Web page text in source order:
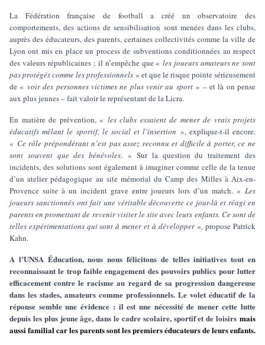
La Fédération française de football a créé un observatoire des
comportements, des actions de sensibilisation sont menées dans les clubs,
auprès des éducateurs, des parents, certaines collectivités comme la ville de
Lyon ont mis en place un process de subventions conditionnées au respect
des valeurs républicaines ; il n’empêche que « les joueurs amateurs ne sont
pas protégés comme les professionnels » et que le risque pointe sérieusement
de « voir des personnes victimes ne plus venir au sport» – et là on pense
aux plus jeunes – fait valoir le représentant de la Licra.
En matière de prévention, « les clubs essaient de mener de vrais projets
éducatifs mêlant le sportif, le social et l’insertion », explique-t-il encore.
« Ce rôle prépondérant n’est pas assez reconnu et difficile à porter, ce ne
sont souvent que des bénévoles. » Sur la question du traitement des
incidents, des solutions sont également à imaginer comme celle de la tenue
d’un atelier pédagogique au site mémorial du Camp des Milles à Aix-en-
Provence suite à un incident grave entre joueurs lors d’un match. « Les
joueurs sanctionnés ont fait une véritable découverte ce jour-là et réagi en
parents en promettant de revenir visiter le site avec leurs enfants. Ce sont de
telles expérimentations qui sont à mener et à développer »,propose Patrick
Kahn.
A l’UNSA Éducation, nous nous félicitons de telles initiatives tout en
reconnaissant le trop faible engagement des pouvoirs publics pour lutter
efficacement contre le racisme au regard de sa progression dangereuse
dans les stades, amateurs comme professionnels. Le volet éducatif de la
réponse semble une évidence : il est une nécessité de mener cette lutte
depuis les plus jeune âge, dans le cadre scolaire, sportif et de loisirs mais
aussi familial car les parents sont les premiers éducateurs de leurs enfants.